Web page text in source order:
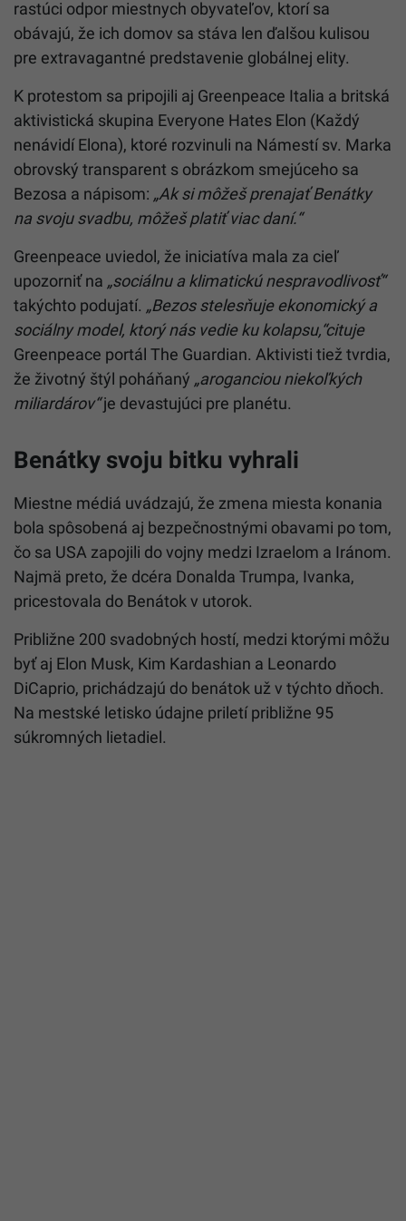
rastúci odpor miestnych obyvateľov, ktorí sa
obávajú, že ich domov sa stáva len ďalšou kulisou
pre extravagantné predstavenie globálnej elity.
K protestom sa pripojili aj Greenpeace Italia a britská
aktivistická skupina Everyone Hates Elon (Každý
nenávidí Elona), ktoré rozvinuli na Námestí sv. Marka
obrovský transparent s obrázkom smejúceho sa
Bezosa a nápisom: „Ak si môžeš prenajať Benátky
na svoju svadbu, môžeš platiť viac daní.“
Greenpeace uviedol, že iniciatíva mala za cieľ
upozorniť na „sociálnu a klimatickú nespravodlivosť“
takýchto podujatí. „Bezos stelesňuje ekonomický a
sociálny model, ktorý nás vedie ku kolapsu,“cituje
Greenpeace portál The Guardian. Aktivisti tiež tvrdia,
že životný štýl poháňaný „aroganciou niekoľkých
miliardárov“je devastujúci pre planétu.
Benátky svoju bitku vyhrali
Miestne médiá uvádzajú, že zmena miesta konania
bola spôsobená aj bezpečnostnými obavami po tom,
čo sa USA zapojili do vojny medzi Izraelom a Iránom.
Najmä preto, že dcéra Donalda Trumpa, Ivanka,
pricestovala do Benátok v utorok.
Približne 200 svadobných hostí, medzi ktorými môžu
byť aj Elon Musk, Kim Kardashian a Leonardo
DiCaprio, prichádzajú do benátok už v týchto dňoch.
Na mestské letisko údajne priletí približne 95
súkromných lietadiel.